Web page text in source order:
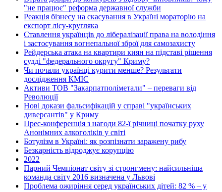
"не працює" реформа державної служби
Реакція бізнесу на скасування в Україні мораторію на
експорт лісу-кругляка
Ставлення українців до лібералізації права на володіння
і застосування вогнепальної зброї для самозахисту
Рейдерська атака на квартири киян на підставі рішення
судді "федерального округу" Криму?
Чи почали українці курити менше? Результати
дослідження КМІС
Активи ТОВ "Закарпатполіметали" – переваги від
Революції
Нові докази фальсифікацій у справі "українських
диверсантів" у Криму
Прес-конференція з нагоди 82-ї річниці початку руху
Анонімних алкоголіків у світі
Ботулізм в Україні: як розпізнати заражену рибу
Безкарність відроджує корупцію
2022
Парний Чемпіонат світу зі стронгмену: найсильніша
команда світу 2016 визначена у Львові
Проблема ожиріння серед українських дітей: 82 % – у